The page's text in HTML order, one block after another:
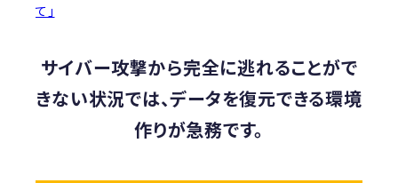
て」
サイバー攻撃から完全に逃れることがで
きない状況では、データを復元できる環境
作りが急務です。